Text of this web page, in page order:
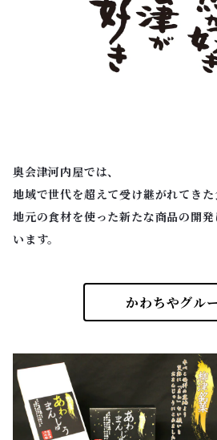
奥会津河内屋では、
地域で世代を超えて受け継がれてきた
地元の食材を使った新たな商品の開
います。
かわちやグル